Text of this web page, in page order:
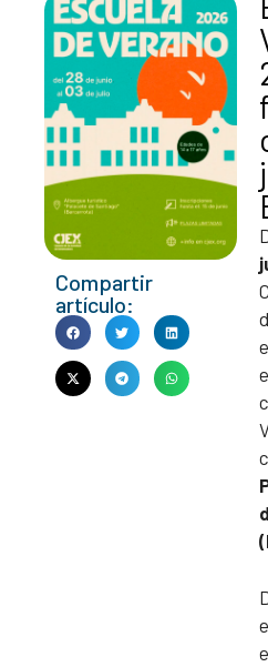
Compartir
artículo: